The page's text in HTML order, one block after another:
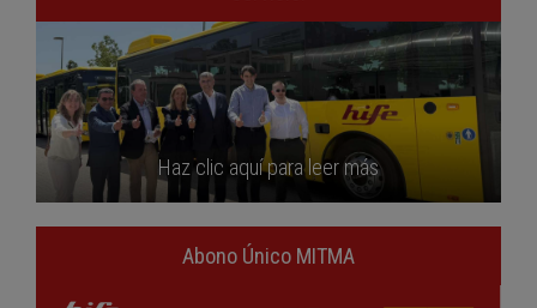
Haz clic aquí para leer más
Abono Único MITMA